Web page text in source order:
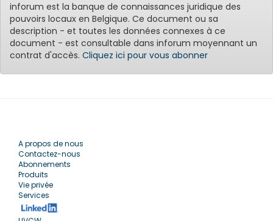
inforum est la banque de connaissances juridique des
pouvoirs locaux en Belgique. Ce document ou sa
description - et toutes les données connexes à ce
document - est consultable dans inforum moyennant un
contrat d'accès. Cliquez ici pour vous abonner
A propos de nous
Contactez-nous
Abonnements
Produits
Vie privée
Services